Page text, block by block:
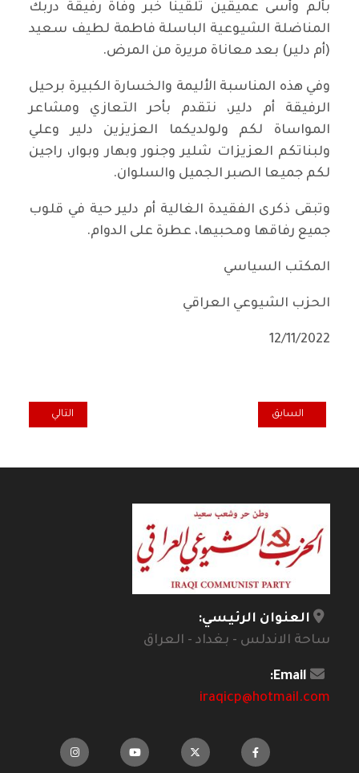
بألم وأسى عميقين تلقينا خبر وفاة رفيقة دربك
المناضلة الشيوعية الباسلة فاطمة لطيف سعيد
(أم دلير) بعد معاناة مريرة من المرض.
وفي هذه المناسبة الأليمة والخسارة الكبيرة برحيل
الرفيقة أم دلير، نتقدم بأحر التعازي ومشاعر
المواساة لكم ولولديكما العزيزين دلير وعلي
ولبناتكم العزيزات شلير وجنور وبهار وبوار، راجين
لكم جميعا الصبر الجميل والسلوان.
وتبقى ذكرى الفقيدة الغالية أم دلير حية في قلوب
جميع رفاقها ومحبيها، عطرة على الدوام.
المكتب السياسي
الحزب الشيوعي العراقي
12/11/2022
المقال السابق: تعزية المكتب السياسي للرفيق فيصل لعيبي برحيل
السابق المقال التالي:
التالي
العنوان الرئيسي:
ساحة الاندلس - بغداد - العراق
Email:
iraqicp@hotmail.com